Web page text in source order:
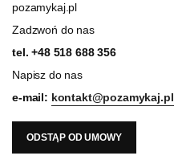
pozamykaj.pl
Zadzwoń do nas
tel.+48 518 688 356
Napisz do nas
e-mail: kontakt@pozamykaj.pl
ODSTĄP OD UMOWY